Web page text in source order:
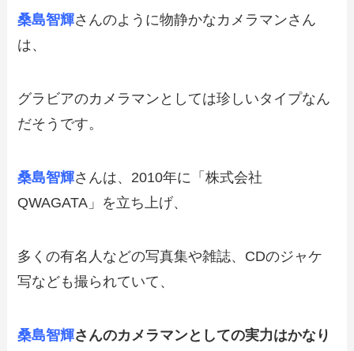
桑島智輝さんのように物静かなカメラマンさん
は、
グラビアのカメラマンとしては珍しいタイプなん
だそうです。
桑島智輝さんは、2010年に「株式会社
QWAGATA」を立ち上げ、
多くの有名人などの写真集や雑誌、CDのジャケ
写なども撮られていて、
桑島智輝さんのカメラマンとしての実力はかなり